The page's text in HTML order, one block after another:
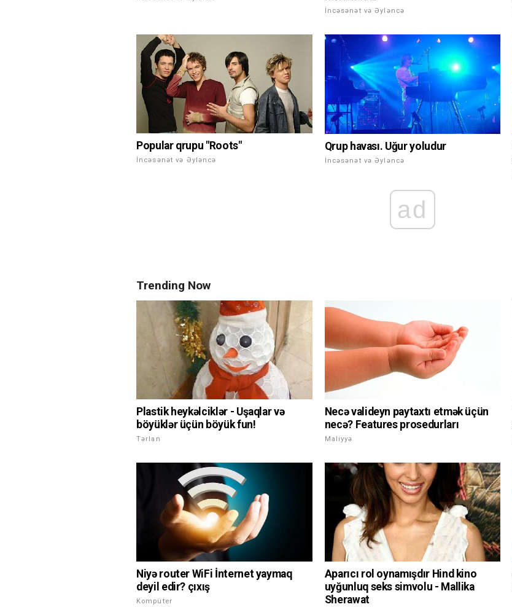
İncəsənət və Əyləncə
Popular qrupu "Roots"
İncəsənət və Əyləncə
Qrup havası. Uğur yoludur
İncəsənət və Əyləncə
ad
Trending Now
Plastik heykəlciklər - Uşaqlar və
böyüklər üçün böyük fun!
Tərlan
Necə valideyn paytaxtı etmək üçün
necə? Features prosedurları
Maliyyə
Niyə router WiFi İnternet yaymaq
deyil edir? çıxış
Kompüter
Aparıcı rol oynamışdır Hind kino
uyğunluq seks simvolu - Mallika
Sherawat